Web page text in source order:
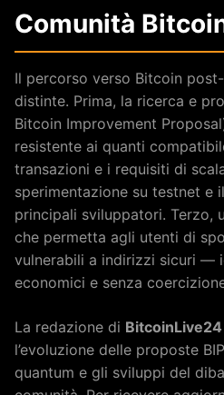
Comunità
Il percorso verso Bitcoin
distinte. Prima, la ricerca e
Bitcoin Improvement
resistente ai quanti
transazioni e i requisiti di
sperimentazione su testnet e
principali sviluppatori. Terzo,
che permetta agli utenti di
vulnerabili a indirizzi sicuri —
economici e senza
La redazione di BitcoinLive24
l’evoluzione delle proposte
quantum e gli sviluppi del